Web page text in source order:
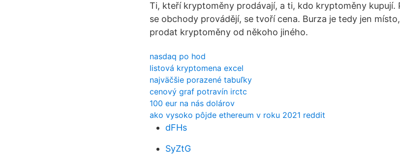
Ti, kteří kryptoměny prodávají, a ti, kdo kryptoměny kupují.
se obchody provádějí, se tvoří cena. Burza je tedy jen
prodat kryptoměny od někoho jiného.
nasdaq po hod
listová kryptomena excel
najväčšie porazené tabuľky
cenový graf potravín irctc
100 eur na nás dolárov
ako vysoko pôjde ethereum v roku 2021 reddit
dFHs
SyZtG